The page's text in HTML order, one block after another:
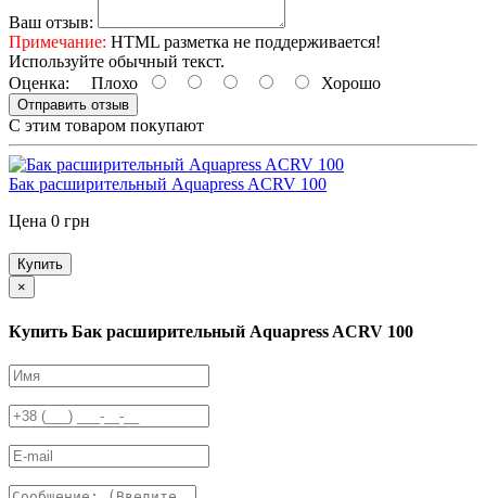
Ваш отзыв:
Примечание: HTML разметка не поддерживается!
Используйте обычный текст.
Оценка: Плохо Хорошо
Отправить отзыв
С этим товаром покупают
Бак расширительный Aquapress ACRV 100
Цена 0 грн
Купить
×
Купить Бак расширительный Aquapress ACRV 100